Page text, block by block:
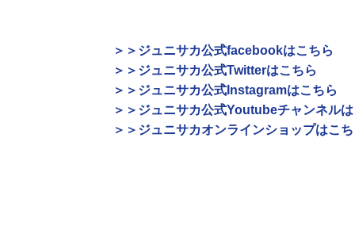
＞＞ジュニサカ公式facebookはこちら
＞＞ジュニサカ公式Twitterはこちら
＞＞ジュニサカ公式Instagramはこちら
＞＞ジュニサカ公式Youtubeチャンネルは
＞＞ジュニサカオンラインショップはこち